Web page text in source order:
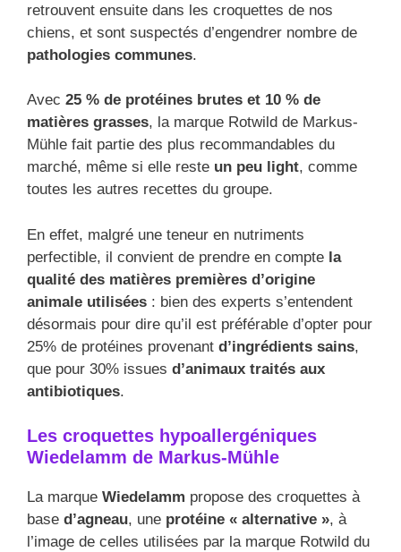
retrouvent ensuite dans les croquettes de nos
chiens, et sont suspectés d’engendrer nombre de
pathologies communes.
Avec 25 % de protéines brutes et 10 % de
matières grasses, la marque Rotwild de Markus-
Mühle fait partie des plus recommandables du
marché, même si elle reste un peu light, comme
toutes les autres recettes du groupe.
En effet, malgré une teneur en nutriments
perfectible, il convient de prendre en compte la
qualité des matières premières d’origine
animale utilisées : bien des experts s’entendent
désormais pour dire qu’il est préférable d’opter pour
25% de protéines provenant d’ingrédients sains,
que pour 30% issues d’animaux traités aux
antibiotiques.
Les croquettes hypoallergéniques
Wiedelamm de Markus-Mühle
La marque Wiedelamm propose des croquettes à
base d’agneau, une protéine « alternative », à
l’image de celles utilisées par la marque Rotwild du